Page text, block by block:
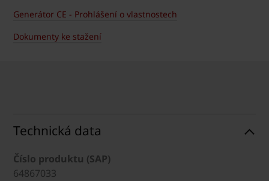
Generátor CE - Prohlášení o vlastnostech
Dokumenty ke stažení
Technická data
Číslo produktu (SAP)
64867033